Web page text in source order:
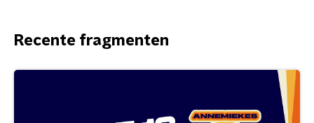
Recente fragmenten